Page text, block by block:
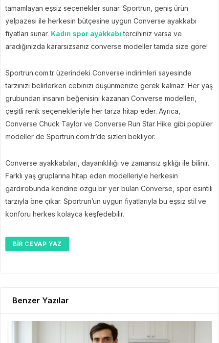
tamamlayan eşsiz seçenekler sunar. Sportrun, geniş ürün
yelpazesi ile herkesin bütçesine uygun Converse ayakkabı
fiyatları sunar. Kadın spor ayakkabı tercihiniz varsa ve
aradığınızda kararsızsanız converse modeller tamda size göre!
Sportrun.com.tr üzerindeki Converse indirimleri sayesinde
tarzınızı belirlerken cebinizi düşünmenize gerek kalmaz. Her yaş
grubundan insanın beğenisini kazanan Converse modelleri,
çeşitli renk seçenekleriyle her tarza hitap eder. Ayrıca,
Converse Chuck Taylor ve Converse Run Star Hike gibi popüler
modeller de Sportrun.com.tr’de sizleri bekliyor.
Converse ayakkabıları, dayanıklılığı ve zamansız şıklığı ile bilinir.
Farklı yaş gruplarına hitap eden modelleriyle herkesin
gardırobunda kendine özgü bir yer bulan Converse, spor esintili
tarzıyla öne çıkar. Sportrun’un uygun fiyatlarıyla bu eşsiz stil ve
konforu herkes kolayca keşfedebilir.
BIR CEVAP YAZ
Benzer Yazılar